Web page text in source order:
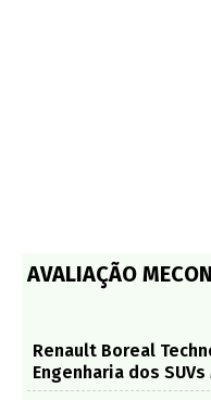
AVALIAÇÃO MECON
Renault Boreal
Engenharia dos